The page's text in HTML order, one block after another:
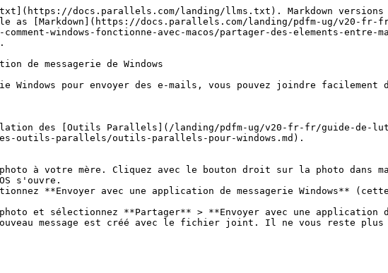
docs.parallels.com/landing/llms.txt). Markdown versions
as [Markdown](https://docs.parallels.com/landing/pdfm-ug/v20-
windows-fonctionne-avec-macos/partager-des-elements-entre-
de messagerie de Windows
pour envoyer des e-mails, vous pouvez joindre facilement
des [Outils Parallels](/landing/pdfm-ug/v20-fr-fr/guide-de-
outils-parallels/outils-parallels-pour-windows.md).
photo à votre mère. Cliquez avec le bouton droit sur la photo dans
s'ouvre.
**Envoyer avec une application de messagerie Windows**
et sélectionnez **Partager** > **Envoyer avec une application
nouveau message est créé avec le fichier joint. Il ne vous reste